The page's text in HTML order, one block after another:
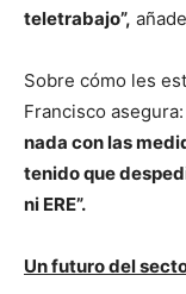
teletrabajo”,
Sobre cómo les
Francisco asegura:
nada con las
tenido que
ni ERE”.
Un futuro del